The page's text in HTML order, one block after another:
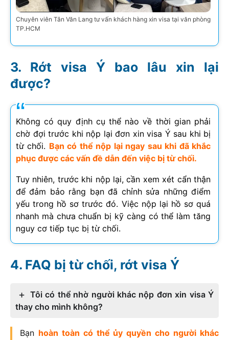
Chuyên viên Tân Văn Lang tư vấn khách hàng xin visa tại văn phòng
TP.HCM
Rớt visa Ý bao lâu xin lại
được?
Không có quy định cụ thể nào về thời gian phải
chờ đợi trước khi nộp lại đơn xin visa Ý sau khi bị
từ chối. Bạn có thể nộp lại ngay sau khi đã khắc
phục được các vấn đề dẫn đến việc bị từ chối.
Tuy nhiên, trước khi nộp lại, cần xem xét cẩn thận
để đảm bảo rằng bạn đã chỉnh sửa những điểm
yếu trong hồ sơ trước đó. Việc nộp lại hồ sơ quá
nhanh mà chưa chuẩn bị kỹ càng có thể làm tăng
nguy cơ tiếp tục bị từ chối.
FAQ bị từ chối, rớt visa Ý
Tôi có thể nhờ người khác nộp đơn xin visa Ý
thay cho mình không?
Bạn hoàn toàn có thể ủy quyền cho người khác